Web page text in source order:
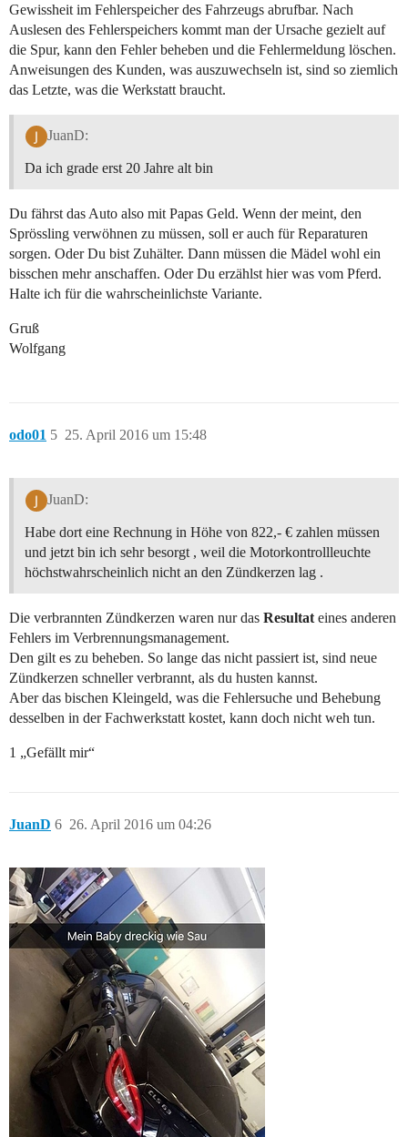
Gewissheit im Fehlerspeicher des Fahrzeugs abrufbar. Nach
Auslesen des Fehlerspeichers kommt man der Ursache gezielt auf
die Spur, kann den Fehler beheben und die Fehlermeldung löschen.
Anweisungen des Kunden, was auszuwechseln ist, sind so ziemlich
das Letzte, was die Werkstatt braucht.
JuanD:
Da ich grade erst 20 Jahre alt bin
Du fährst das Auto also mit Papas Geld. Wenn der meint, den
Sprössling verwöhnen zu müssen, soll er auch für Reparaturen
sorgen. Oder Du bist Zuhälter. Dann müssen die Mädel wohl ein
bisschen mehr anschaffen. Oder Du erzählst hier was vom Pferd.
Halte ich für die wahrscheinlichste Variante.
Gruß
Wolfgang
odo01 25. April 2016 um 15:48
5
JuanD:
Habe dort eine Rechnung in Höhe von 822,- € zahlen müssen
und jetzt bin ich sehr besorgt , weil die Motorkontrollleuchte
höchstwahrscheinlich nicht an den Zündkerzen lag .
Die verbrannten Zündkerzen waren nur das Resultat eines anderen
Fehlers im Verbrennungsmanagement.
Den gilt es zu beheben. So lange das nicht passiert ist, sind neue
Zündkerzen schneller verbrannt, als du husten kannst.
Aber das bischen Kleingeld, was die Fehlersuche und Behebung
desselben in der Fachwerkstatt kostet, kann doch nicht weh tun.
1 „Gefällt mir“
JuanD 26. April 2016 um 04:26
6